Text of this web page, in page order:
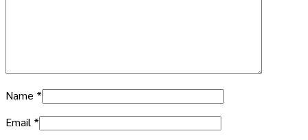
Name *
Email *